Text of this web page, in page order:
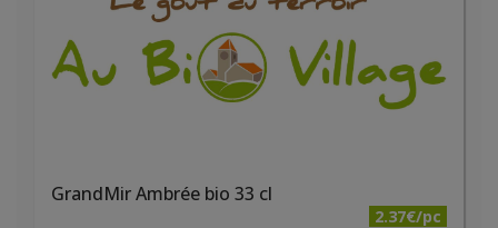
GrandMir Ambrée bio 33 cl
2.37€/pc